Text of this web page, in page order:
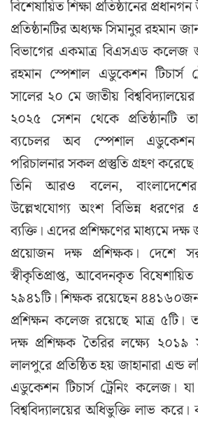
বিশেষায়িত শিক্ষা প্রতিষ্ঠানের
প্রতিষ্ঠানটির অধ্যক্ষ সিমানুর রহমান
বিভাগের একমাত্র বিএসএড কলেজ
রহমান স্পেশাল এডুকেশন টিচার্স
সালের ২০ মে জাতীয়
২০২৫ সেশন থেকে প্রতিষ্ঠানটি
ব্যচেলর অব স্পেশাল
পরিচালনার সকল প্রস্তুতি গ্রহণ
তিনি আরও বলেন,
উল্লেখযোগ্য অংশ বিভিন্ন ধরণের
ব্যক্তি। এদের প্রশিক্ষণের মাধ্যমে
প্রয়োজন দক্ষ প্রশিক্ষক। দেশে
স্বীকৃতিপ্রাপ্ত, আবেদনকৃত বিষেশায়িত
২৯৪১টি। শিক্ষক রয়েছেন
প্রশিক্ষন কলেজ রয়েছে মাত্র ৫টি।
দক্ষ প্রশিক্ষক তৈরির লক্ষ্যে
লালপুরে প্রতিষ্ঠিত হয় জাহানারা
এডুকেশন টিচার্স ট্রেনিং কলেজ।
বিশ্ববিদ্যালয়ের অধিভুক্তি লাভ